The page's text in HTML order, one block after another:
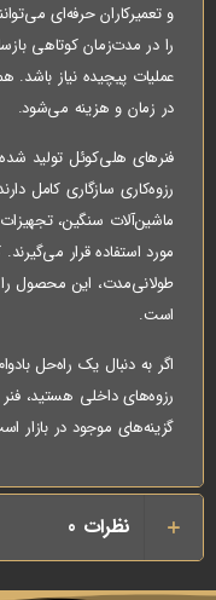
و تعمیرکاران حرفه‌ای
را در مدت‌زمان کوتاهی
عملیات پیچیده نیاز
در زمان و هزینه می‌شود.
رزوه‌کاری سازگاری کامل
ماشین‌آلات سنگین،
مورد استفاده قرار
طولانی‌مدت، این محصول
است.
اگر به دنبال یک راه‌حل
گزینه‌های موجود در بازار
نظرات 0